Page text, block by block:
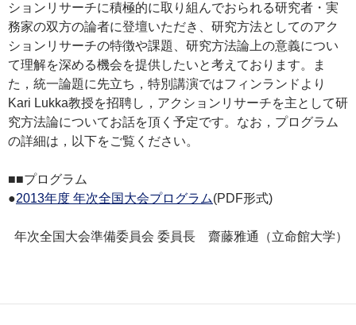
ションリサーチに積極的に取り組んでおられる研究者・実
務家の双方の論者に登壇いただき、研究方法としてのアク
ションリサーチの特徴や課題、研究方法論上の意義につい
て理解を深める機会を提供したいと考えております。ま
た，統一論題に先立ち，特別講演ではフィンランドより
Kari Lukka教授を招聘し，アクションリサーチを主として研
究方法論についてお話を頂く予定です。なお，プログラム
の詳細は，以下をご覧ください。
■■プログラム
●2013年度 年次全国大会プログラム(PDF形式)
年次全国大会準備委員会 委員長 齋藤雅通（立命館大学）